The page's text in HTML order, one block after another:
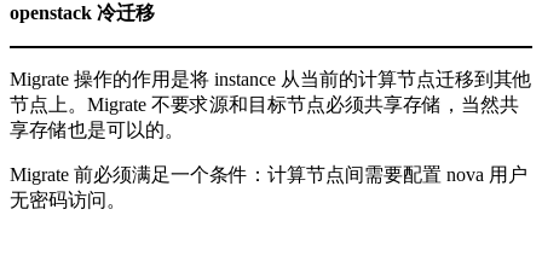
openstack 冷迁移
Migrate 操作的作用是将 instance 从当前的计算节点迁移到其他
节点上。Migrate 不要求源和目标节点必须共享存储，当然共
享存储也是可以的。
Migrate 前必须满足一个条件：计算节点间需要配置 nova 用户
无密码访问。